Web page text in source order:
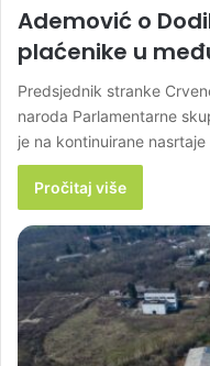
Ademović o
plaćenike u
Predsjednik stranke
naroda Parlamentarne
je na kontinuirane
Pročitaj više